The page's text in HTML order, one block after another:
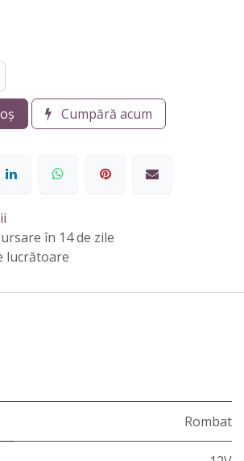
Cumpără acum
în 14 de zile
lucrătoare
Rombat